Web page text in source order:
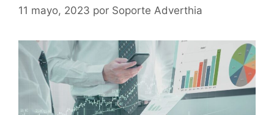
11 mayo, 2023 por Soporte Adverthia